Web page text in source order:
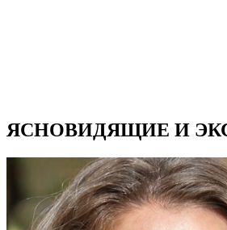
ЯСНОВИДЯЩИЕ И